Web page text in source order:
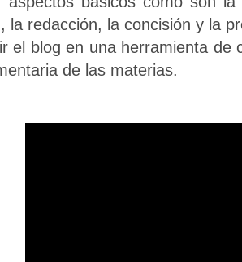
la redacción, la concisión y la
el blog en una herramienta de
de las materias.